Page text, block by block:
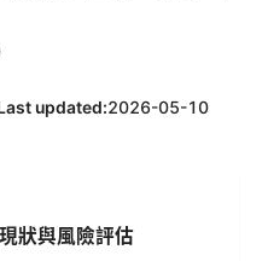
updated:2026-05-10
狀與風險評估